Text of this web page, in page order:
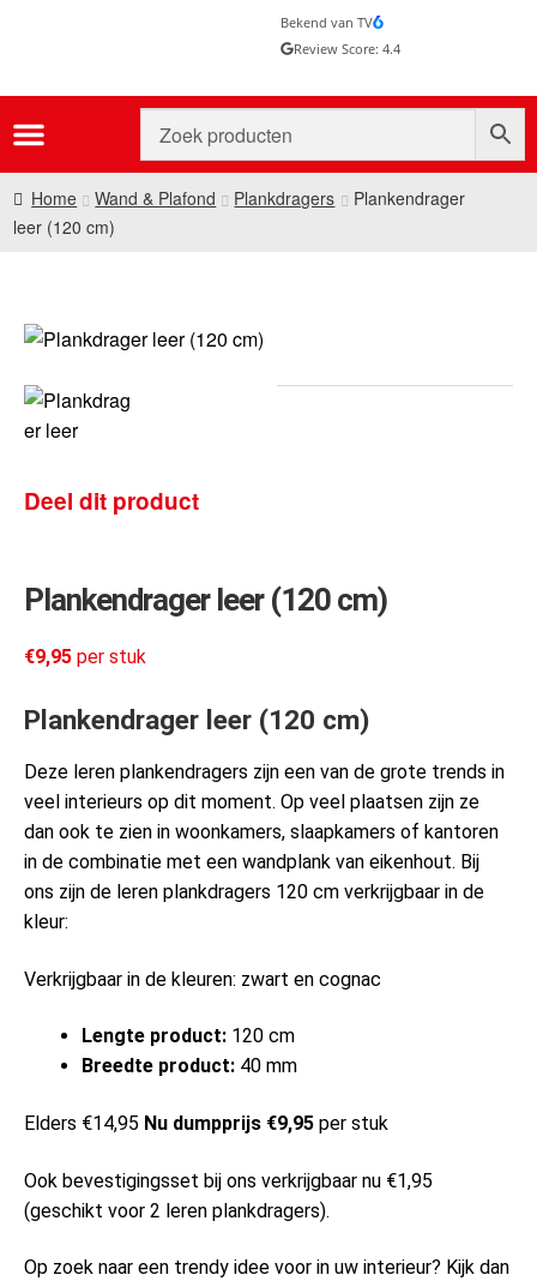
Bekend van TV
Review Score: 4.4
Home Wand & Plafond Plankdragers
Plankendrager
leer (120 cm)
Deel dit product
Plankendrager leer (120 cm)
€9,95 per stuk
Plankendrager leer (120 cm)
Deze leren plankendragers zijn een van de grote trends in
veel interieurs op dit moment. Op veel plaatsen zijn ze
dan ook te zien in woonkamers, slaapkamers of kantoren
in de combinatie met een wandplank van eikenhout. Bij
ons zijn de leren plankdragers 120 cm verkrijgbaar in de
kleur:
Verkrijgbaar in de kleuren: zwart en cognac
Lengte product: 120 cm
Breedte product: 40 mm
Elders €14,95 Nu dumpprijs €9,95 per stuk
Ook bevestigingsset bij ons verkrijgbaar nu €1,95
(geschikt voor 2 leren plankdragers).
Op zoek naar een trendy idee voor in uw interieur? Kijk dan